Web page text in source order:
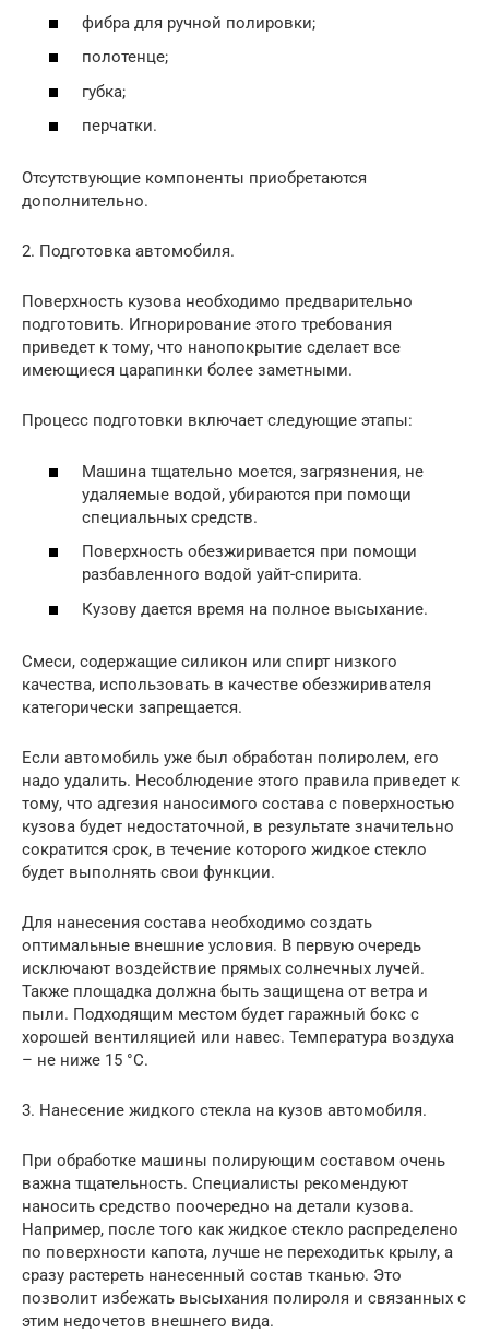
фибра для ручной полировки;
полотенце;
губка;
перчатки.
Отсутствующие компоненты приобретаются
дополнительно.
2. Подготовка автомобиля.
Поверхность кузова необходимо предварительно
подготовить. Игнорирование этого требования
приведет к тому, что нанопокрытие сделает все
имеющиеся царапинки более заметными.
Процесс подготовки включает следующие этапы:
Машина тщательно моется, загрязнения, не
удаляемые водой, убираются при помощи
специальных средств.
Поверхность обезжиривается при помощи
разбавленного водой уайт-спирита.
Кузову дается время на полное высыхание.
Смеси, содержащие силикон или спирт низкого
качества, использовать в качестве обезжиривателя
категорически запрещается.
Если автомобиль уже был обработан полиролем, его
надо удалить. Несоблюдение этого правила приведет к
тому, что адгезия наносимого состава с поверхностью
кузова будет недостаточной, в результате значительно
сократится срок, в течение которого жидкое стекло
будет выполнять свои функции.
Для нанесения состава необходимо создать
оптимальные внешние условия. В первую очередь
исключают воздействие прямых солнечных лучей.
Также площадка должна быть защищена от ветра и
пыли. Подходящим местом будет гаражный бокс с
хорошей вентиляцией или навес. Температура воздуха
– не ниже 15 °С.
3. Нанесение жидкого стекла на кузов автомобиля.
При обработке машины полирующим составом очень
важна тщательность. Специалисты рекомендуют
наносить средство поочередно на детали кузова.
Например, после того как жидкое стекло распределено
по поверхности капота, лучше не переходитьк крылу, а
сразу растереть нанесенный состав тканью. Это
позволит избежать высыхания полироля и связанных с
этим недочетов внешнего вида.